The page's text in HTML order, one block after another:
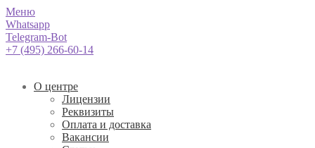
Меню
Whatsapp
Telegram-Bot
+7 (495) 266-60-14
О центре
Лицензии
Реквизиты
Оплата и доставка
Вакансии